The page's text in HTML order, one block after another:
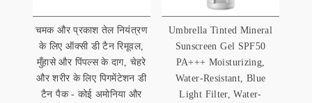
चमक और प्रकाश तेल नियंत्रण
के लिए ऑक्सी डी टैन रिमूवल,
मुँहासे और पिंपल्स के दाग, चेहरे
और शरीर के लिए पिगमेंटेशन डी
टैन पैक - कोई अमोनिया और
Umbrella Tinted Mineral
Sunscreen Gel SPF50
PA+++ Moisturizing,
Water-Resistant, Blue
Light Filter, Water-